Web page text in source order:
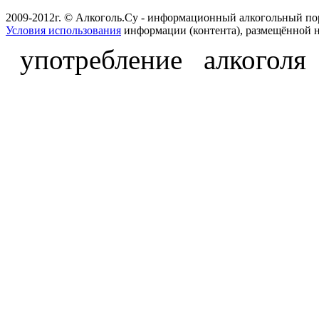
2009-2012г. © Алкоголь.Су - информационный алкогольный
Условия использования информации (контента), размещённой
употребление